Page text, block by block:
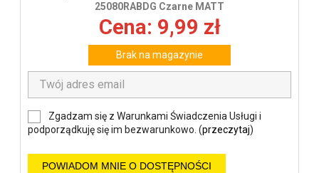
25080RABDG Czarne MATT
Cena: 9,99 zł
Brak na magazynie
Zgadzam się z Warunkami Świadczenia Usługi i
podporządkuję się im bezwarunkowo. (przeczytaj)
POWIADOM MNIE O DOSTĘPNOŚCI